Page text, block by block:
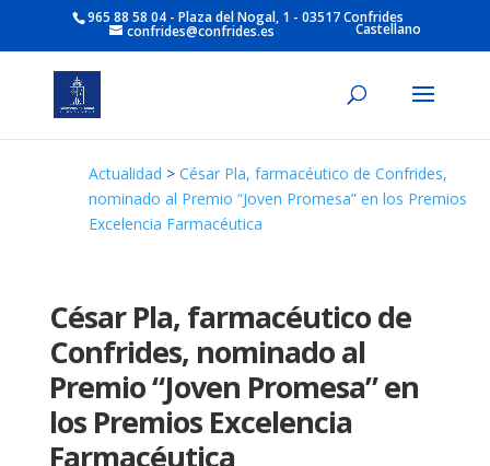
965 88 58 04 - Plaza del Nogal, 1 - 03517 Confrides
confrides@confrides.es Castellano
Actualidad > César Pla, farmacéutico de Confrides,
nominado al Premio “Joven Promesa” en los Premios
Excelencia Farmacéutica
César Pla, farmacéutico de
Confrides, nominado al
Premio “Joven Promesa” en
los Premios Excelencia
Farmacéutica